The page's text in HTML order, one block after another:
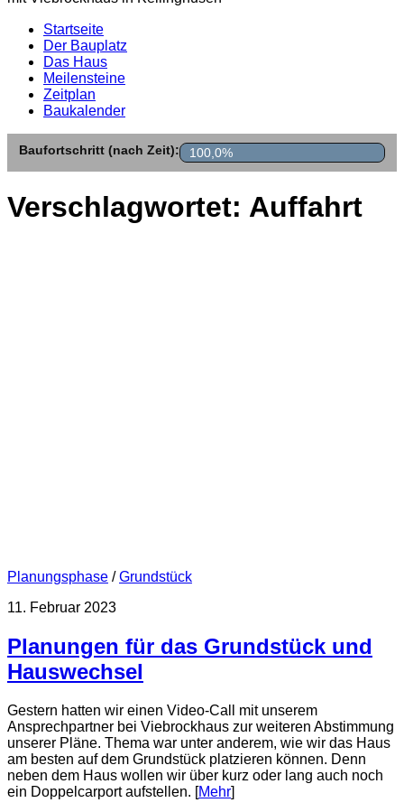
Startseite
Der Bauplatz
Das Haus
Meilensteine
Zeitplan
Baukalender
Baufortschritt (nach Zeit): 100,0%
Verschlagwortet: Auffahrt
Planungsphase /Grundstück
11. Februar 2023
Planungen für das Grundstück und
Hauswechsel
Gestern hatten wir einen Video-Call mit unserem
Ansprechpartner bei Viebrockhaus zur weiteren Abstimmung
unserer Pläne. Thema war unter anderem, wie wir das Haus
am besten auf dem Grundstück platzieren können. Denn
neben dem Haus wollen wir über kurz oder lang auch noch
ein Doppelcarport aufstellen. [Mehr]